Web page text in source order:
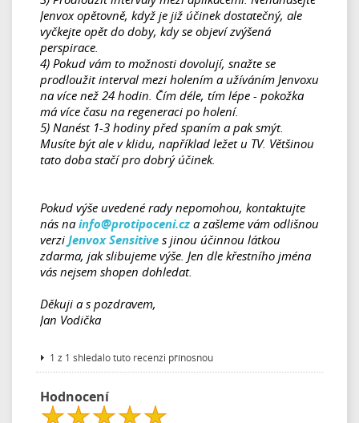
Jenvox opětovně, když je již účinek dostatečný, ale
vyčkejte opět do doby, kdy se objeví zvýšená
perspirace.
4) Pokud vám to možnosti dovolují, snažte se
prodloužit interval mezi holením a užíváním Jenvoxu
na více než 24 hodin. Čím déle, tím lépe - pokožka
má více času na regeneraci po holení.
5) Nanést 1-3 hodiny před spaním a pak smýt.
Musíte být ale v klidu, například ležet u TV. Většinou
tato doba stačí pro dobrý účinek.
Pokud výše uvedené rady nepomohou, kontaktujte
nás nainfo@protipoceni.cz a zašleme vám odlišnou
verzi Jenvox Sensitive s jinou účinnou látkou
zdarma, jak slibujeme výše. Jen dle křestního jména
vás nejsem shopen dohledat.
Děkuji a s pozdravem,
Jan Vodička
1 z 1 shledalo tuto recenzi přínosnou
Hodnocení